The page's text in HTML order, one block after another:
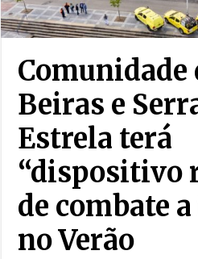
Comunidade
Beiras e
Estrela terá
“dispositivo
de combate
no Verão